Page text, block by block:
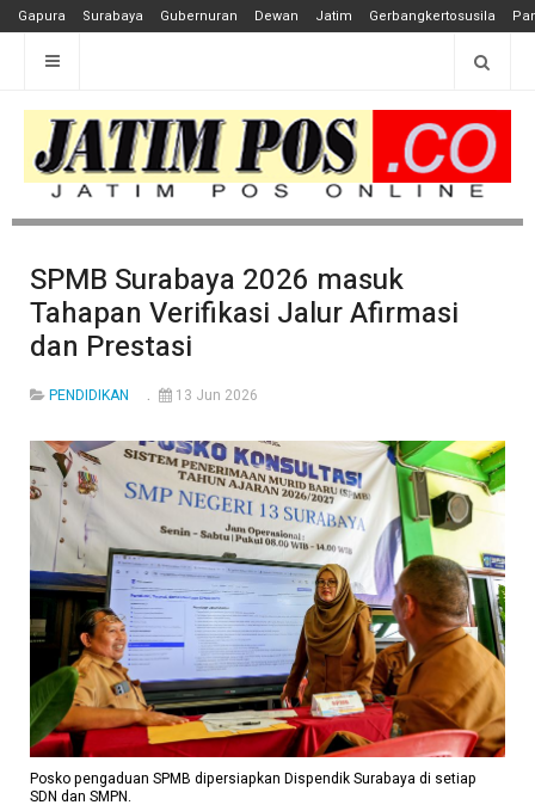
Gapura Surabaya Gubernuran Dewan Jatim Gerbangkertosusila
SPMB Surabaya 2026 masuk
Tahapan Verifikasi Jalur Afirmasi
dan Prestasi
PENDIDIKAN 13 Jun 2026
Posko pengaduan SPMB dipersiapkan Dispendik Surabaya di setiap
SDN dan SMPN.